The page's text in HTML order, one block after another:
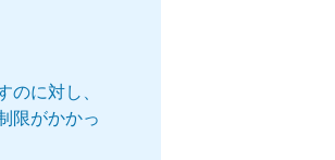
に対し、
限がかかっ